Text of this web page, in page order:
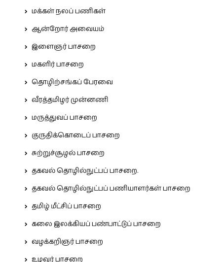
மக்கள் நலப் பணிகள்
ஆன்றோர் அவையம்
இளைஞர் பாசறை
மகளிர் பாசறை
தொழிற்சங்கப் பேரவை
வீரத்தமிழர் முன்னணி
மருத்துவப் பாசறை
குருதிக்கொடைப் பாசறை
சுற்றுச்சூழல் பாசறை
தகவல் தொழில்நுட்பப் பாசறை.
தகவல் தொழில்நுட்பப் பணியாளர்கள் பாசறை
தமிழ் மீட்சிப் பாசறை
கலை இலக்கியப் பண்பாட்டுப் பாசறை
வழக்கறிஞர் பாசறை
உழவர் பாசறை